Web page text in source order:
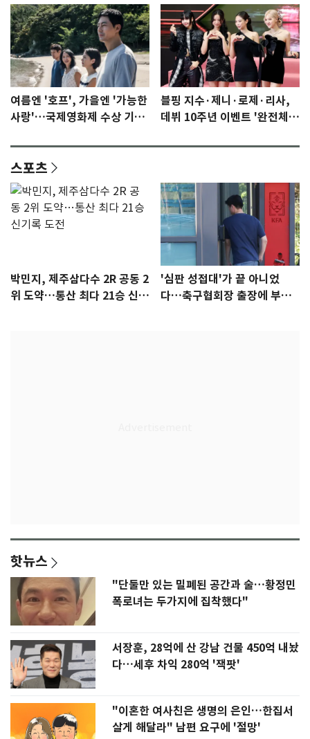
여름엔 '호프', 가을엔 '가능한
사랑'…국제영화제 수상 기대
블핑 지수·제니·로제·리사,
데뷔 10주년 이벤트 '완전체'
스포츠
박민지, 제주삼다수 2R 공동 2
위 도약…통산 최다 21승 신기
'심판 성접대'가 끝 아니었
다…축구협회장 출장에 부인
핫뉴스
"단둘만 있는 밀폐된 공간과 술…황정민
폭로녀는 두가지에 집착했다"
서장훈, 28억에 산 강남 건물 450억 내놨
다…세후 차익 280억 '잭팟'
"이혼한 여사친은 생명의 은인…한집서
살게 해달라" 남편 요구에 '절망'